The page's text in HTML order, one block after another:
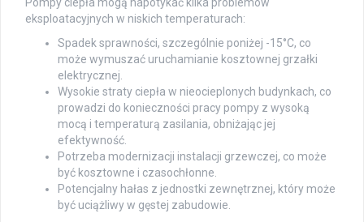
Pompy ciepła mogą napotykać kilka problemów
eksploatacyjnych w niskich temperaturach:
Spadek sprawności, szczególnie poniżej -15°C, co
może wymuszać uruchamianie kosztownej grzałki
elektrycznej.
Wysokie straty ciepła w nieocieplonych budynkach, co
prowadzi do konieczności pracy pompy z wysoką
mocą i temperaturą zasilania, obniżając jej
efektywność.
Potrzeba modernizacji instalacji grzewczej, co może
być kosztowne i czasochłonne.
Potencjalny hałas z jednostki zewnętrznej, który może
być uciążliwy w gęstej zabudowie.